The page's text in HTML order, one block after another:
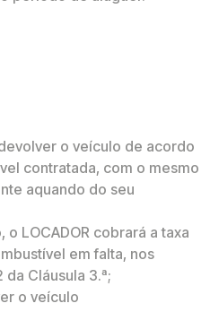
o veículo de acordo
contratada, com o mesmo
aquando do seu
LOCADOR cobrará a taxa
em falta, nos
Cláusula 3.ª;
o veículo